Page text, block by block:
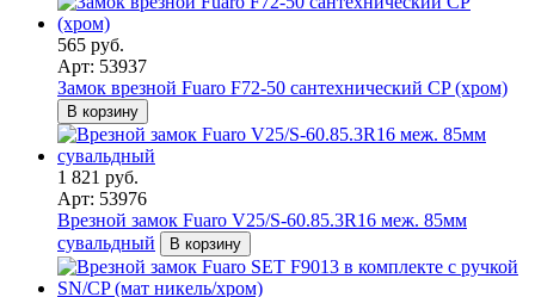
565 руб.
Арт: 53937
Замок врезной Fuaro F72-50 сантехнический CP (хром)
В корзину
1 821 руб.
Арт: 53976
Врезной замок Fuaro V25/S-60.85.3R16 меж. 85мм
сувальдный
В корзину